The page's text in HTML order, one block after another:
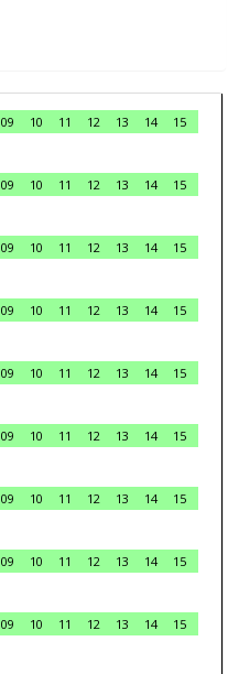
09 10 11 12 13 14
15
09 10 11 12 13 14
15
09 10 11 12 13 14
15
09 10 11 12 13 14
15
09 10 11 12 13 14
15
09 10 11 12 13 14
15
09 10 11 12 13 14
15
09 10 11 12 13 14
15
09 10 11 12 13 14
15